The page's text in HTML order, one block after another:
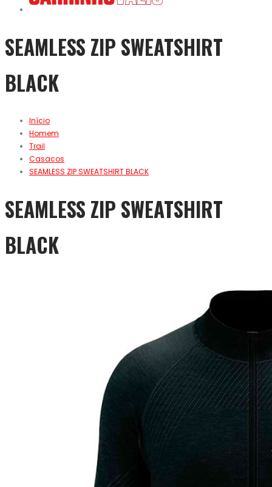
SEAMLESS ZIP SWEATSHIRT
BLACK
Início
Homem
Trail
Casacos
SEAMLESS ZIP SWEATSHIRT BLACK
SEAMLESS ZIP SWEATSHIRT
BLACK